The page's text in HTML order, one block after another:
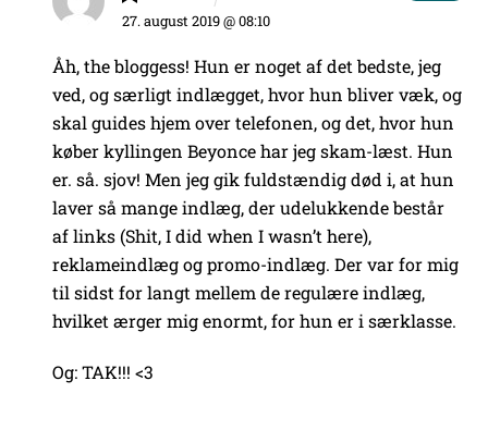
27. august 2019 @ 08:10
Åh, the bloggess! Hun er noget af det bedste, jeg
ved, og særligt indlægget, hvor hun bliver væk, og
skal guides hjem over telefonen, og det, hvor hun
køber kyllingen Beyonce har jeg skam-læst. Hun
er. så. sjov! Men jeg gik fuldstændig død i, at hun
laver så mange indlæg, der udelukkende består
af links (Shit, I did when I wasn’t here),
reklameindlæg og promo-indlæg. Der var for mig
til sidst for langt mellem de regulære indlæg,
hvilket ærger mig enormt, for hun er i særklasse.
Og: TAK!!! <3